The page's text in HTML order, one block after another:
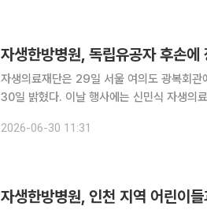
자생한방병원, 독립유공자 후손에
자생의료재단은 29일 서울 여의도 광복회관
30일 밝혔다. 이날 행사에는 신민식 자생의
학업 환경을 조성하고자 마련됐다. 재단은 선
2026-06-30 11:31
자생한방병원, 인천 지역 어린이들